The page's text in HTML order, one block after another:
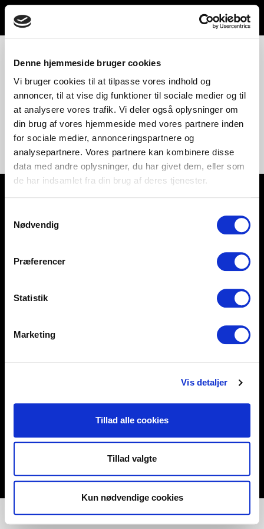
Denne hjemmeside bruger cookies
Vi bruger cookies til at tilpasse vores indhold og
annoncer, til at vise dig funktioner til sociale medier og til
at analysere vores trafik. Vi deler også oplysninger om
din brug af vores hjemmeside med vores partnere inden
for sociale medier, annonceringspartnere og
analysepartnere. Vores partnere kan kombinere disse
data med andre oplysninger, du har givet dem, eller som
de har indsamlet fra din brug af deres tjenester.
Nødvendig
Præferencer
Statistik
Marketing
Vis detaljer
Tillad alle cookies
Tillad valgte
Kun nødvendige cookies
Toggle
navigation
221 TopFormat